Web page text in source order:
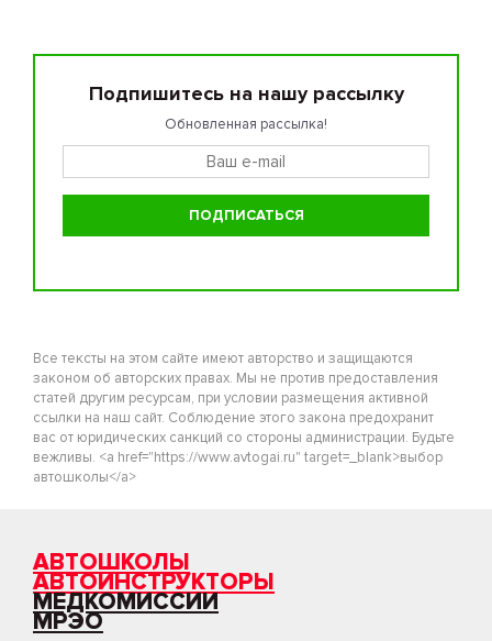
Подпишитесь на нашу рассылку
Обновленная рассылка!
Все тексты на этом сайте имеют авторство и защищаются
законом об авторских правах. Мы не против предоставления
статей другим ресурсам, при условии размещения активной
ссылки на наш сайт. Соблюдение этого закона предохранит
вас от юридических санкций со стороны администрации. Будьте
вежливы. <a href="https://www.avtogai.ru" target=_blank>выбор
автошколы</a>
АВТОШКОЛЫ
АВТОИНСТРУКТОРЫ
МЕДКОМИССИИ
МРЭО